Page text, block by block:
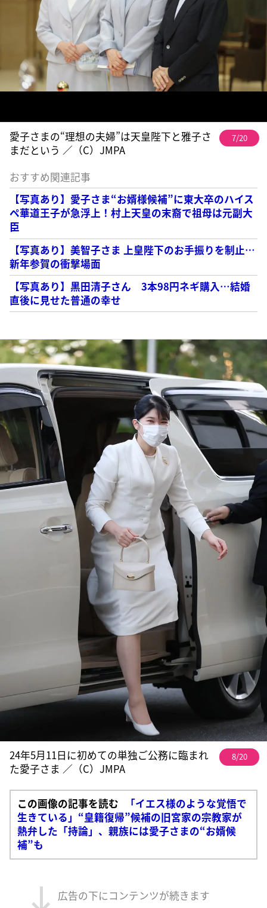
愛子さまの“理想の夫婦”は天皇陛下と雅子さ
まだという ／（C）JMPA
7/20
おすすめ関連記事
【写真あり】愛子さま“お婿様候補”に東大卒のハイス
ペ華道王子が急浮上！村上天皇の末裔で祖母は元副大
臣
【写真あり】美智子さま 上皇陛下のお手振りを制止…
新年参賀の衝撃場面
【写真あり】黒田清子さん 3本98円ネギ購入…結婚
直後に見せた普通の幸せ
24年5月11日に初めての単独ご公務に臨まれ
た愛子さま ／（C）JMPA
8/20
この画像の記事を読む
「イエス様のような覚悟で
生きている」“皇籍復帰”候補の旧宮家の宗教家が
熱弁した「持論」、親族には愛子さまの“お婿候
補”も
広告の下にコンテンツが続きます